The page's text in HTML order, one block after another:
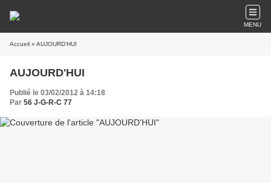
MENU
Accueil » AUJOURD'HUI
AUJOURD'HUI
Publié le 03/02/2012 à 14:18
Par 56 J-G-R-C 77